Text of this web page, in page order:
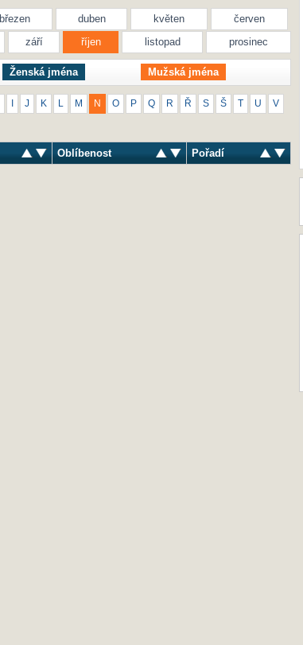
březen duben květen
červen
září říjen listopad prosinec
Ženská jména Mužská jména
J K M N O P Q R Ř S Š T U V
Oblíbenost Pořadí